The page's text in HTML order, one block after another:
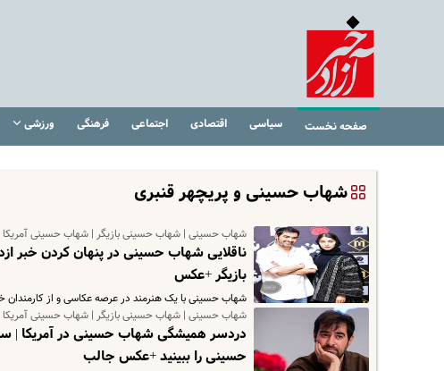
صفحه نخست سیاسی اقتصادی اجتماعی فرهنگی ورزشی
شهاب حسینی و پریچهر قنبری
شهاب حسینی | شهاب حسینی بازیگر | شهاب حسینی آمریکا
ناقلایی شهاب حسینی در پنهان کردن
بازیگر +عکس
شهاب حسینی با یک هنرمند در عرصه عکاسی و از کارمندان
شهاب حسینی | شهاب حسینی بازیگر | شهاب حسینی آمریکا
دردسر همیشگی شهاب حسینی در آمریکا
حسینی را ببینید +عکس جالب